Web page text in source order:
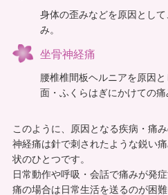
身体の歪みなどを原因とし
み。
坐骨神経痛
腰椎椎間板ヘルニアを原因
面・ふくらはぎにかけての痛
このように、原因となる疾病・痛
神経痛は針で刺されたような鋭い
状のひとつです。
日常動作や呼吸・会話で痛みが発
痛の場合は日常生活を送るのが困